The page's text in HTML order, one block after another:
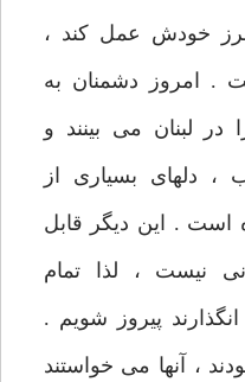
مرز خودش عمل کند ،
. امروز دشمنان به
لبنان می بینند و
، دلهای بسیاری از
است . این دیگر قابل
نیست ، لذا تمام
پیروز شویم .
، آنها می خواستند